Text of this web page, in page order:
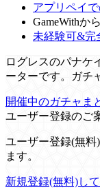
アプリペイ
GameWithか
未経験可&完
ログレスのパナケ
ーターです。ガチ
開催中のガチャま
ユーザー登録のご
ユーザー登録(無料
ます。
新規登録(無料)し